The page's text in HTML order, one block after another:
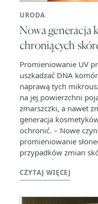
URODA
Nowa generacja
chroniących
Promieniowanie UV
uszkadzać DNA
naprawą tych
na jej powierzchni
zmarszczki, a nawet
generacja
ochronić. – Nowe
promieniowanie
przypadków zmian
CZYTAJ WIĘCEJ